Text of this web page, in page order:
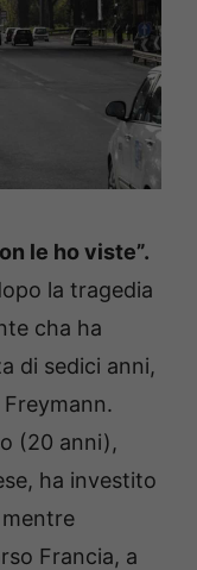
le ho viste”.
la tragedia
cha ha
di sedici anni,
Freymann.
(20 anni),
ha investito
Francia, a